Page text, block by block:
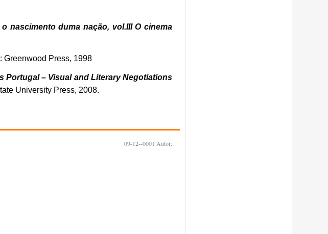
nascimento duma nação, vol.III O cinema
Greenwood Press, 1998
Portugal – Visual and Literary Negotiations
University Press, 2008.
09-12--0001 Autor: